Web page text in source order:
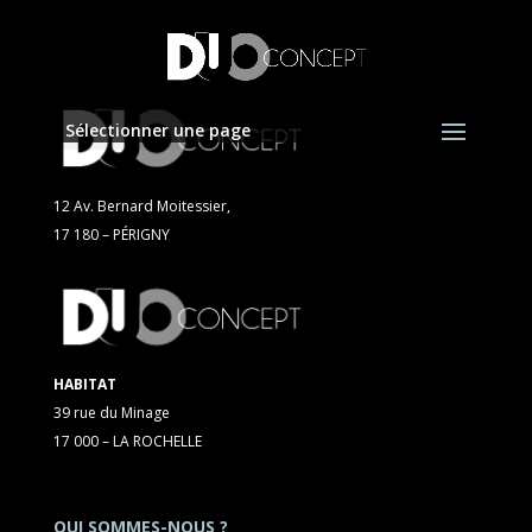
Sélectionner une page
12 Av. Bernard Moitessier,
17 180 – PÉRIGNY
HABITAT
39 rue du Minage
17 000 – LA ROCHELLE
QUI SOMMES-NOUS ?